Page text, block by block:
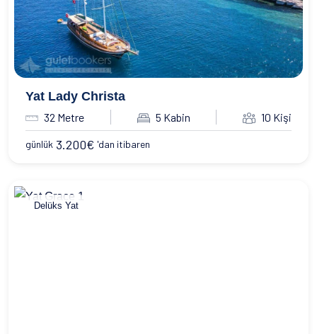
Yat Lady Christa
32 Metre 5 Kabin 10 Kişi
günlük 3.200€ 'dan itibaren
Delüks Yat